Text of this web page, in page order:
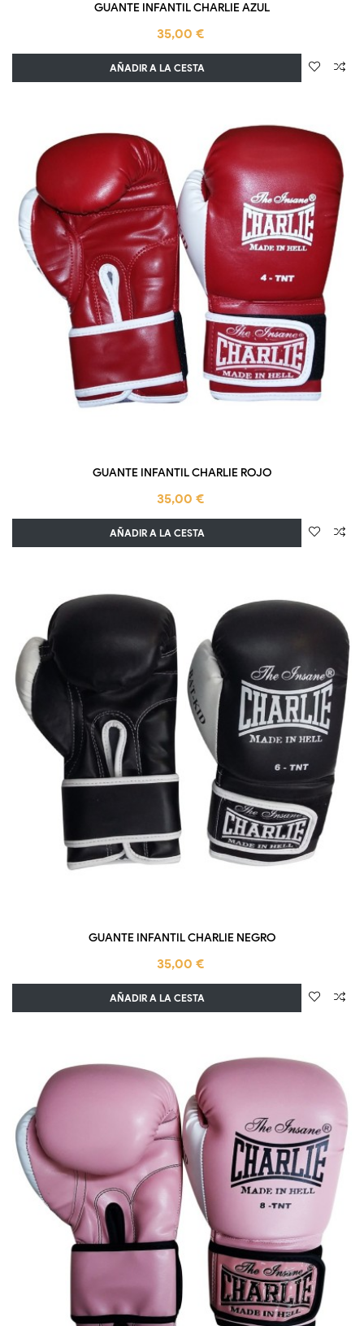
GUANTE INFANTIL CHARLIE AZUL
35,00 €
AÑADIR A LA CESTA
GUANTE INFANTIL CHARLIE ROJO
35,00 €
AÑADIR A LA CESTA
GUANTE INFANTIL CHARLIE NEGRO
35,00 €
AÑADIR A LA CESTA